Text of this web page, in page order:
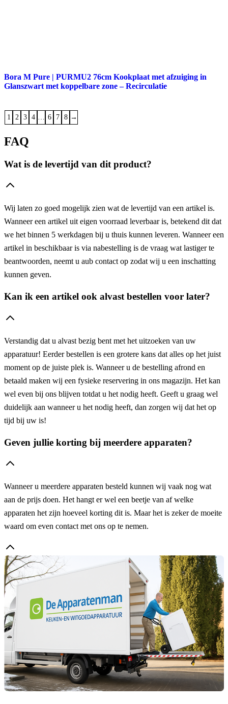
Bora M Pure | PURMU2 76cm Kookplaat met afzuiging in
Glanszwart met koppelbare zone – Recirculatie
1 2 3 4 6 7 8 →
FAQ
Wat is de levertijd van dit product?
Wij laten zo goed mogelijk zien wat de levertijd van een artikel is.
Wanneer een artikel uit eigen voorraad leverbaar is, betekend dit dat
we het binnen 5 werkdagen bij u thuis kunnen leveren. Wanneer een
artikel in beschikbaar is via nabestelling is de vraag wat lastiger te
beantwoorden, neemt u aub contact op zodat wij u een inschatting
kunnen geven.
Kan ik een artikel ook alvast bestellen voor later?
Verstandig dat u alvast bezig bent met het uitzoeken van uw
apparatuur! Eerder bestellen is een grotere kans dat alles op het juist
moment op de juiste plek is. Wanneer u de bestelling afrond en
betaald maken wij een fysieke reservering in ons magazijn. Het kan
wel even bij ons blijven totdat u het nodig heeft. Geeft u graag wel
duidelijk aan wanneer u het nodig heeft, dan zorgen wij dat het op
tijd bij uw is!
Geven jullie korting bij meerdere apparaten?
Wanneer u meerdere apparaten besteld kunnen wij vaak nog wat
aan de prijs doen. Het hangt er wel een beetje van af welke
apparaten het zijn hoeveel korting dit is. Maar het is zeker de moeite
waard om even contact met ons op te nemen.